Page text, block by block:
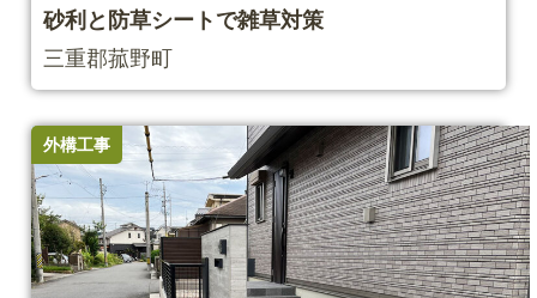
砂利と防草シートで雑草対策
三重郡菰野町
外構工事